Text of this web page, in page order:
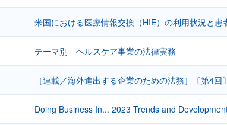
米国における医療情報交換（HIE）の利用状況と
テーマ別 ヘルスケア事業の法律実務
［連載／海外進出する企業のための法務］〔第4
Doing Business In... 2023 Trends and